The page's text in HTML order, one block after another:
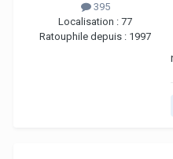
395
Localisation : 77
Ratouphile depuis : 1997